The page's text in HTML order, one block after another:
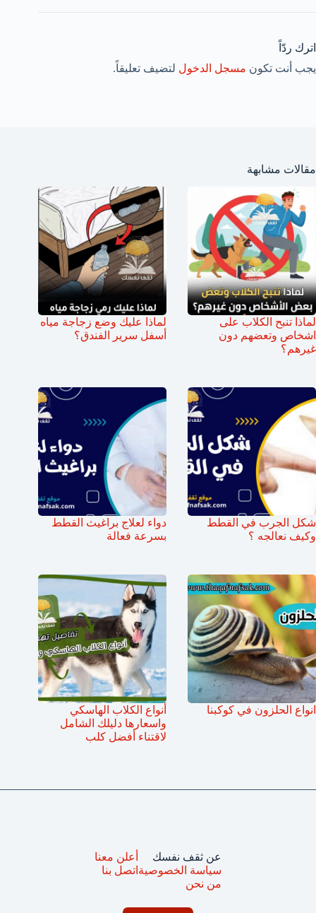
اترك ردّاً
يجب أنت تكون مسجل الدخول لتضيف تعليقاً.
مقالات مشابهة
لماذا تنبح الكلاب على
اشخاص وتعضهم دون
غيرهم؟
لماذا عليك وضع زجاجة مياه
أسفل سرير الفندق؟
شكل الجرب في القطط
وكيف نعالجه ؟
دواء لعلاج براغيث القطط
بسرعة فعالة
انواع الحلزون في كوكبنا
أنواع الكلاب الهاسكي
واسعارها دليلك الشامل
لاقتناء أفضل كلب
عن ثقف نفسك
سياسة الخصوصية
من نحن
أعلن معنا
اتصل بنا